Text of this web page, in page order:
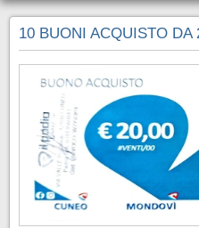
10 BUONI ACQUISTO DA